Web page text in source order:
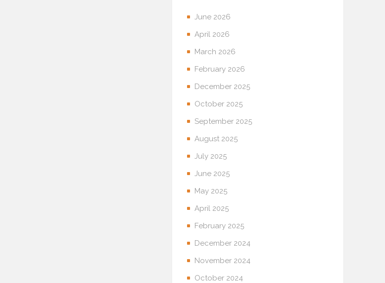
June 2026
April 2026
March 2026
February 2026
December 2025
October 2025
September 2025
August 2025
July 2025
June 2025
May 2025
April 2025
February 2025
December 2024
November 2024
October 2024